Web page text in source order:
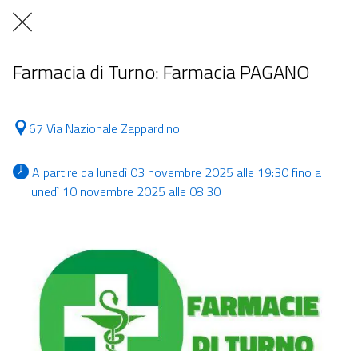
Farmacia di Turno: Farmacia PAGANO
67 Via Nazionale Zappardino
lunedì 10 novembre 2025 alle 08:30